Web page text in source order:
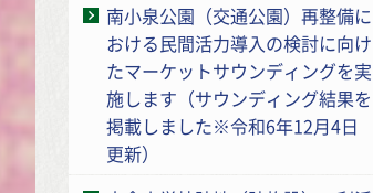
南小泉公園（交通公園）再整備に
おける民間活力導入の検討に向け
たマーケットサウンディングを実
施します（サウンディング結果を
掲載しました※令和6年12月4日
更新）